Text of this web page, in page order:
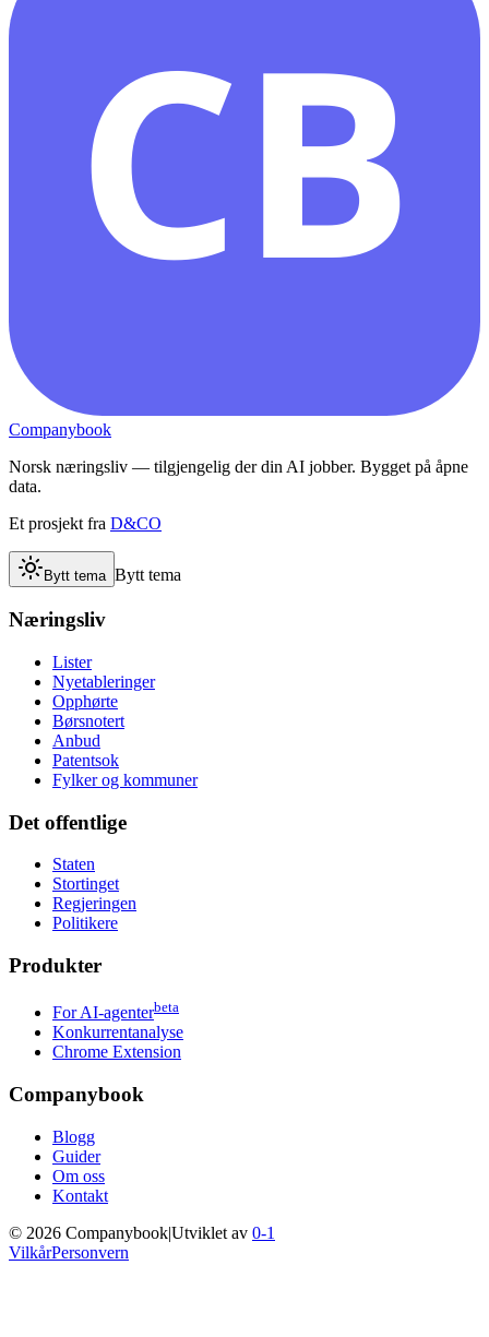
CB
Companybook
Norsk næringsliv — tilgjengelig der din AI jobber. Bygget på åpne
data.
Et prosjekt fra D&CO
Bytt tema Bytt tema
Næringsliv
Lister
Nyetableringer
Opphørte
Børsnotert
Anbud
Patentsok
Fylker og kommuner
Det offentlige
Staten
Stortinget
Regjeringen
Politikere
Produkter
For AI-agenterbeta
Konkurrentanalyse
Chrome Extension
Companybook
Blogg
Guider
Om oss
Kontakt
© 2026 Companybook|Utviklet av 0-1
VilkårPersonvern